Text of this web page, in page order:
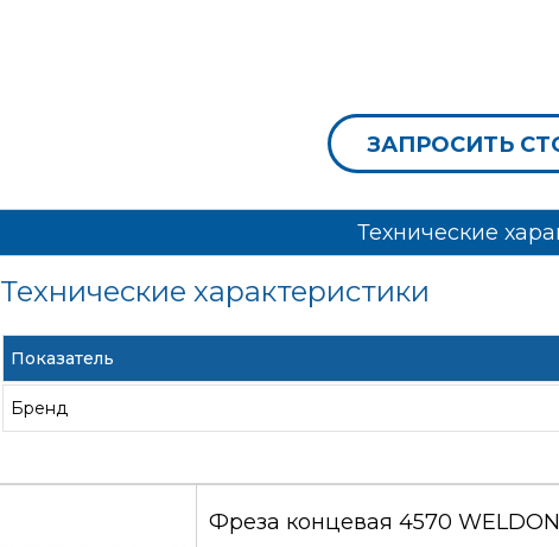
ЗАПРОСИТЬ
Технические
Технические характеристики
Показатель
Бренд
Фреза концевая 4570